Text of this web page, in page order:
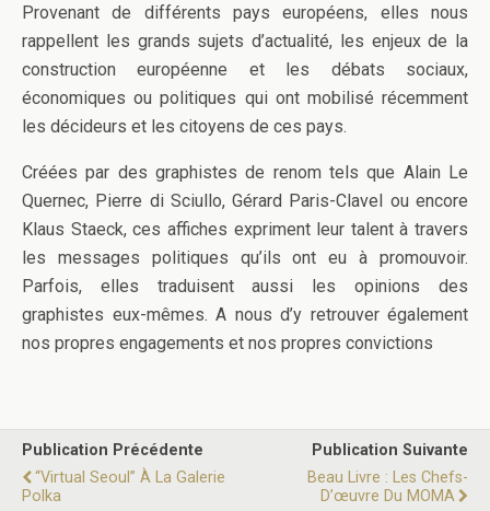
Provenant de différents pays européens, elles nous
rappellent les grands sujets d’actualité, les enjeux de la
construction européenne et les débats sociaux,
économiques ou politiques qui ont mobilisé récemment
les décideurs et les citoyens de ces pays.
Créées par des graphistes de renom tels que Alain Le
Quernec, Pierre di Sciullo, Gérard Paris-Clavel ou encore
Klaus Staeck, ces affiches expriment leur talent à travers
les messages politiques qu’ils ont eu à promouvoir.
Parfois, elles traduisent aussi les opinions des
graphistes eux-mêmes. A nous d’y retrouver également
nos propres engagements et nos propres convictions
Publication Précédente
“Virtual Seoul” À La Galerie
Polka
Publication Suivante
Beau Livre : Les Chefs-
D’œuvre Du MOMA